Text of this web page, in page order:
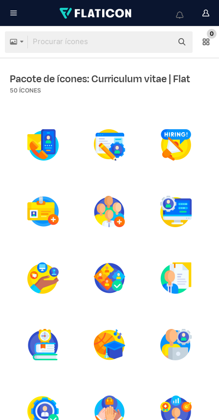
0
Pacote de ícones: Curriculum vitae| Flat
50 ÍCONES